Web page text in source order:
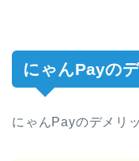
にゃんPayの
にゃんPayのデメリ